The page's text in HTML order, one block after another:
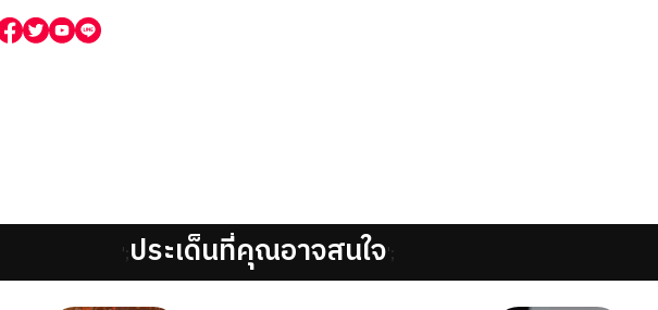
';ประเด็นที่คุณอาจสนใจ';